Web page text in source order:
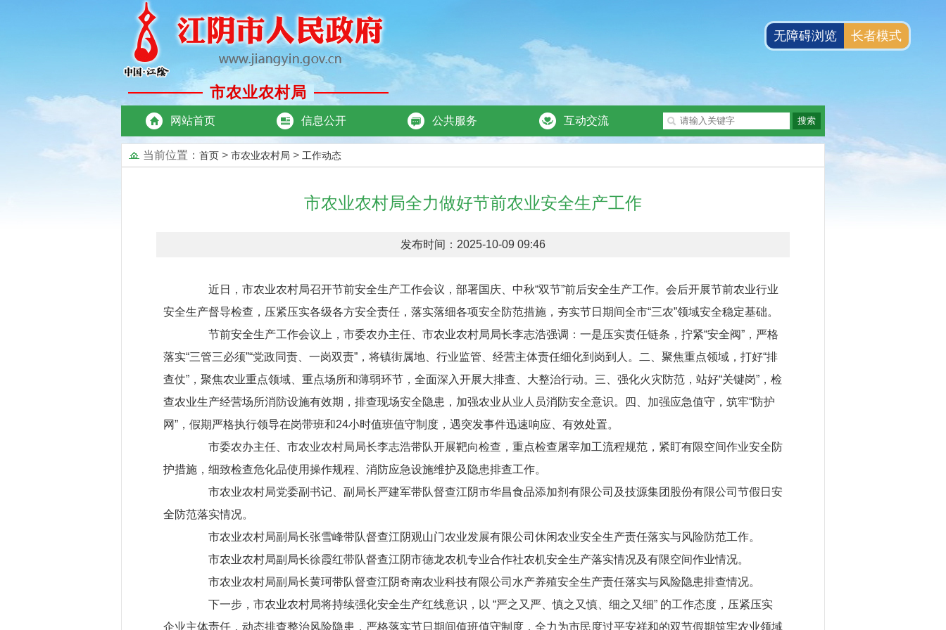
市农业农村局
网站首页 信息公开 公共服务 互动交流
当前位置： 首页 > 市农业农村局 > 工作动态
市农业农村局全力做好节前农业安全生产工作
发布时间：2025-10-09 09:46
近日，市农业农村局召开节前安全生产工作会议，部署国庆、中秋“双节”前后安全生产工作。会后开展节前农业行业
安全生产督导检查，压紧压实各级各方安全责任，落实落细各项安全防范措施，夯实节日期间全市“三农”领域安全稳定基础。
节前安全生产工作会议上，市委农办主任、市农业农村局局长李志浩强调：一是压实责任链条，拧紧“安全阀”，严格
落实“三管三必须”“党政同责、一岗双责”，将镇街属地、行业监管、经营主体责任细化到岗到人。二、聚焦重点领域，打好“排
查仗”，聚焦农业重点领域、重点场所和薄弱环节，全面深入开展大排查、大整治行动。三、强化火灾防范，站好“关键岗”，检
查农业生产经营场所消防设施有效期，排查现场安全隐患，加强农业从业人员消防安全意识。四、加强应急值守，筑牢“防护
网”，假期严格执行领导在岗带班和24小时值班值守制度，遇突发事件迅速响应、有效处置。
市委农办主任、市农业农村局局长李志浩带队开展靶向检查，重点检查屠宰加工流程规范，紧盯有限空间作业安全防
护措施，细致检查危化品使用操作规程、消防应急设施维护及隐患排查工作。
市农业农村局党委副书记、副局长严建军带队督查江阴市华昌食品添加剂有限公司及技源集团股份有限公司节假日安
全防范落实情况。
市农业农村局副局长张雪峰带队督查江阴观山门农业发展有限公司休闲农业安全生产责任落实与风险防范工作。
市农业农村局副局长徐霞红带队督查江阴市德龙农机专业合作社农机安全生产落实情况及有限空间作业情况。
市农业农村局副局长黄珂带队督查江阴奇南农业科技有限公司水产养殖安全生产责任落实与风险隐患排查情况。
下一步，市农业农村局将持续强化安全生产红线意识，以 “严之又严、慎之又慎、细之又细” 的工作态度，压紧压实
企业主体责任，动态排查整治风险隐患，严格落实节日期间值班值守制度，全力为市民度过平安祥和的双节假期筑牢农业领域
无障碍浏览 长者模式